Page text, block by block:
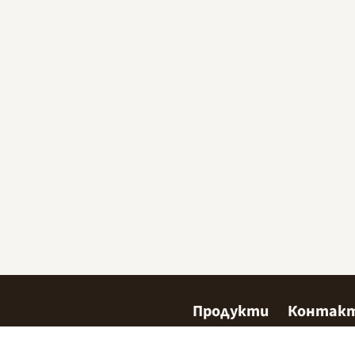
Продукти
СладкарствоКъде да